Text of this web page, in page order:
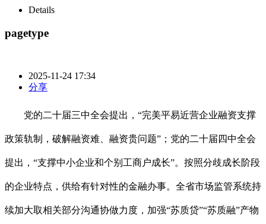
Details
pagetype
2025-11-24 17:34
分享
党的二十届三中全会提出，“完美平易近营企业融资支撑
政策轨制，破解融资难、融资贵问题”；党的二十届四中全会
提出，“支撑中小企业和个别工商户成长”。按照分歧成长阶段
的企业特点，供给有针对性的金融办事。全省市场监管系统持
续加大取相关部分沟通协做力度，加强“苏质贷”“苏质融”产物